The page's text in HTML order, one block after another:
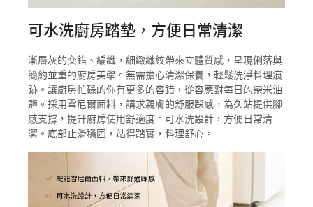
可水洗廚房踏墊，方便日常清潔
漸層灰的交錯、編織，細緻織紋帶來立體質感，呈現俐落與
簡約並重的廚房美學。無需擔心清潔保養，輕鬆洗淨料理痕
跡。讓廚房忙碌的你有更多的容錯，從容應對每日的柴米油
鹽。採用雪尼爾面料，講求親膚的舒服踩感，為久站提供腳
感支撐，提升廚房使用舒適度。可水洗設計，方便日常清
潔。底部止滑穩固，站得踏實，料理舒心。